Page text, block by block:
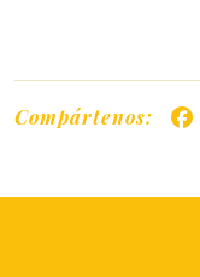
Compártenos: